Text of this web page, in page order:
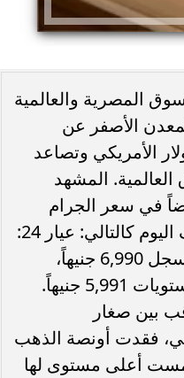
المصرية والعالمية
الثلاثاء 12 مايو 2026. وتخلى المعدن الأصفر عن
الأمريكي وتصاعد
​المشهد
في سعر الجرام
بمختلف الأعيرة، متأثرةً بحالة التذبذب العالمي. وجاءت الأسعار في منتصف اليوم كالتالي: ​عيار 24:
استقر عند 7,989 جنيهاً، وهو العيار الأكثر نقاءً والمفضل للسبائك. ​عيار 21: سجل 6,990 جنيهاً،
مستمراً في كونه مؤشر قياس حركة السوق الشعبي. ​عيار 18: هبط إلى مستويات 5,991 جنيهاً. ​
من الترقب بين صغار
فقدت أونصة الذهب
بعدما كانت قد لامست أعلى مستوى لها